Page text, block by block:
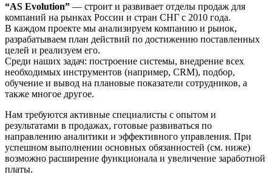
“AS Evolution” — строит и развивает отделы продаж для
компаний на рынках России и стран СНГ с 2010 года.
В каждом проекте мы анализируем компанию и рынок,
разрабатываем план действий по достижению поставленных
целей и реализуем его.
Среди наших задач: построение системы, внедрение всех
необходимых инструментов (например, CRM), подбор,
обучение и вывод на плановые показатели сотрудников, а
также многое другое.
Нам требуются активные специалисты с опытом и
результатами в продажах, готовые развиваться по
направлению аналитики и эффективного управления. При
успешном выполнении основных обязанностей (см. ниже)
возможно расширение функционала и увеличение заработной
платы.